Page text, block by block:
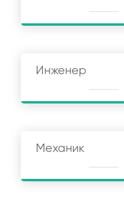
Инженер
Механик